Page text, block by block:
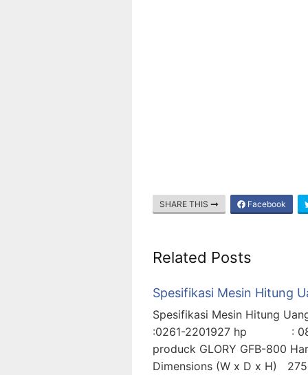
SHARE THIS Facebook
Related Posts
Spesifikasi Mesin Hitung
Spesifikasi Mesin Hitung
:0261-2201927 hp :
produck GLORY GFB-800
Dimensions (W x D x H)